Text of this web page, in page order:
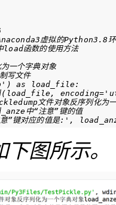
模块功能：Python3的pickle模块中load函数的使用方法
一个字典对象
写文件
) as load_file:
( load_file, encoding=
文件对象反序列化为
中“注意”键的值
”键对应的值是:' ,
图所示。